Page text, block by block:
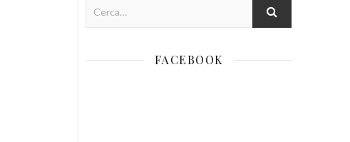
FACEBOOK